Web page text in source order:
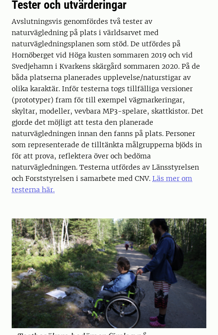
Tester och utvärderingar
Avslutningsvis genomfördes två tester av
naturvägledning på plats i världsarvet med
naturvägledningsplanen som stöd. De utfördes på
Hornöberget vid Höga kusten sommaren 2019 och vid
Svedjehamn i Kvarkens skärgård sommaren 2020. På de
båda platserna planerades upplevelse/naturstigar av
olika karaktär. Inför testerna togs tillfälliga versioner
(prototyper) fram för till exempel vägmarkeringar,
skyltar, modeller, vevbara MP3-spelare, skattkistor. Det
gjorde det möjligt att testa den planerade
naturvägledningen innan den fanns på plats. Personer
som representerade de tilltänkta målgrupperna bjöds in
för att prova, reflektera över och bedöma
naturvägledningen. Testerna utfördes av Länsstyrelsen
och Forststyrelsen i samarbete med CNV. Läs mer om
testerna här.